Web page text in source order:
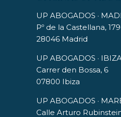
UP ABOGADOS ·
Pº de la Castellana,
28046 Madrid
UP ABOGADOS ·
Carrer den Bossa, 6
07800 Ibiza
UP ABOGADOS ·
Calle Arturo